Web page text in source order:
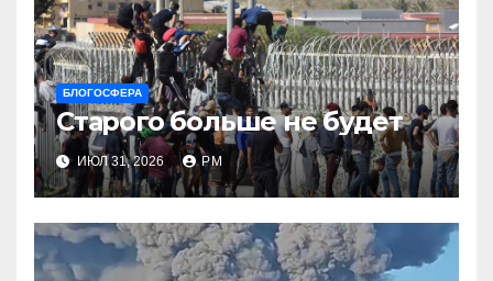
БЛОГОСФЕРА
Старого больше не будет
ИЮЛ 31, 2026 РМ